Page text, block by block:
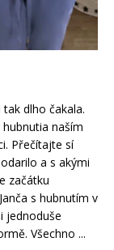
dlho čakala.
naším
Přečítajte sí
a s akými
začátku
s hubnutím v
jednoduše
Všechno ...